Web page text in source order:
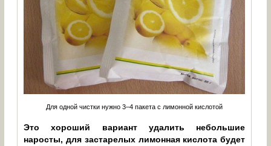
Для одной чистки нужно 3–4 пакета с лимонной кислотой
Это хороший вариант удалить небольшие
наросты, для застарелых лимонная кислота будет